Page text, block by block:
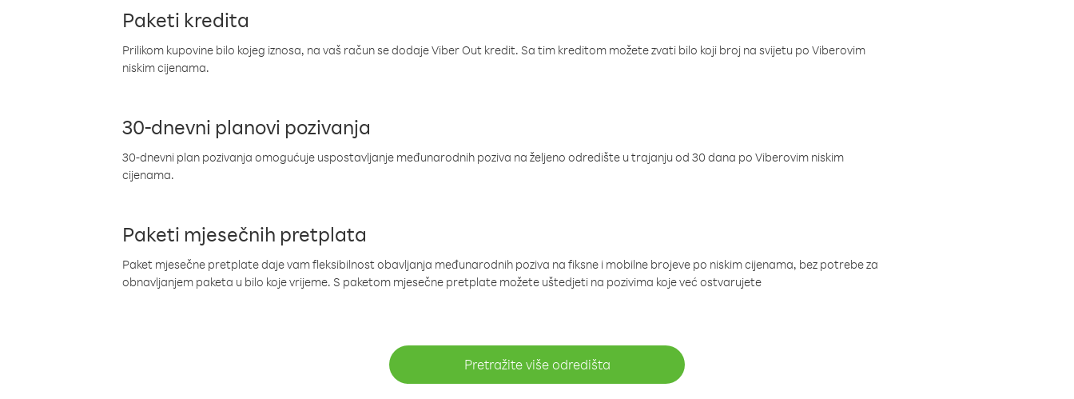
Paketi kredita
Prilikom kupovine bilo kojeg iznosa, na vaš račun se dodaje Viber Out kredit. Sa tim kreditom možete zvati bilo koji broj na svijetu po Viberovim
niskim cijenama.
30-dnevni planovi pozivanja
30-dnevni plan pozivanja omogućuje uspostavljanje međunarodnih poziva na željeno odredište u trajanju od 30 dana po Viberovim niskim
cijenama.
Paketi mjesečnih pretplata
Paket mjesečne pretplate daje vam fleksibilnost obavljanja međunarodnih poziva na fiksne i mobilne brojeve po niskim cijenama, bez potrebe za
obnavljanjem paketa u bilo koje vrijeme. S paketom mjesečne pretplate možete uštedjeti na pozivima koje već ostvarujete
Pretražite više odredišta